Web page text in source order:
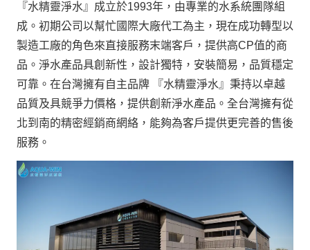
『水精靈淨水』成立於1993年，由專業的水系統團隊組
成。初期公司以幫忙國際大廠代工為主，現在成功轉型以
製造工廠的角色來直接服務末端客戶，提供高CP值的商
品。淨水產品具創新性，設計獨特，安裝簡易，品質穩定
可靠。在台灣擁有自主品牌 『水精靈淨水』秉持以卓越
品質及具競爭力價格，提供創新淨水產品。全台灣擁有從
北到南的精密經銷商網絡，能夠為客戶提供更完善的售後
服務。